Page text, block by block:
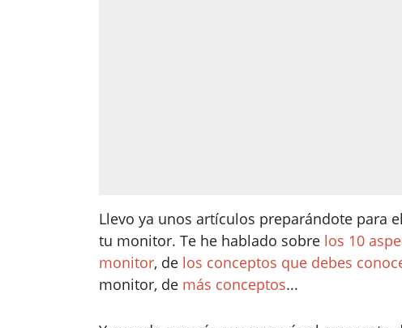
Llevo ya unos artículos preparándote para
tu monitor. Te he hablado sobre los 10
monitor, de los conceptos que debes
monitor, de más conceptos...